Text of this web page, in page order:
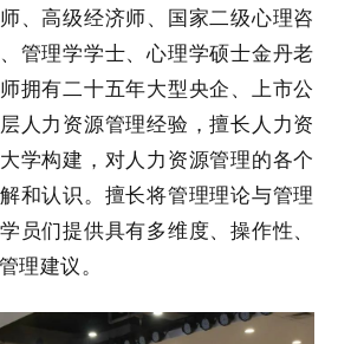
、高级经济师、国家二级心理咨
管理学学士、心理学硕士金丹老
拥有二十五年大型央企、上市公
人力资源管理经验，擅长人力资
学构建，对人力资源管理的各个
和认识。擅长将管理理论与管理
员们提供具有多维度、操作性、
理建议。